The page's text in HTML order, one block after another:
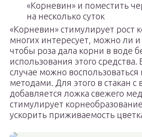
«Корневин» и поместить
на несколько суток
«Корневин» стимулирует рост
многих интересует, можно ли и
чтобы роза дала корни в воде
использования этого
случае можно
методами. Для этого в стакан с
добавляется ложка свежего
стимулирует
ускорить приживаемость